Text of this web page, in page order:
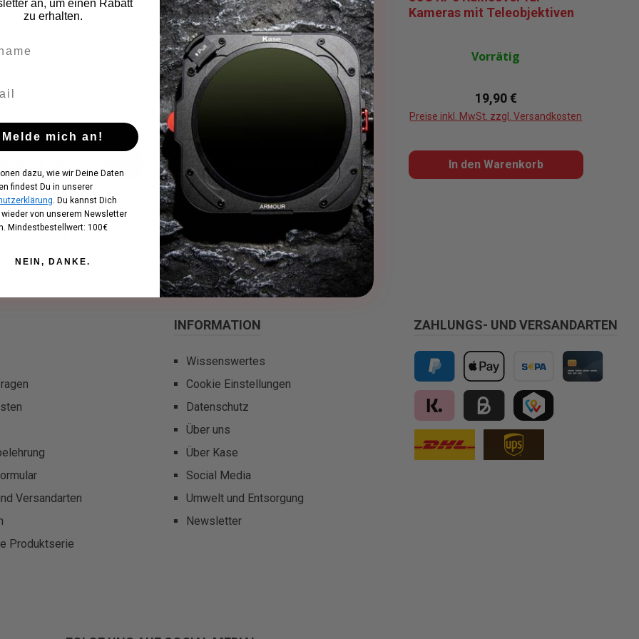
€
Regenschirm
Vorrätig
Regulärer Preis:
Preise inkl. MwSt. zzgl. Versandkosten
Kameras mit Teleobjektiven
Vorrätig
Regulärer Preis:
19,90 €
Preise inkl. MwSt. zzgl. Versandkosten
In den Warenkorb
Seite
1 Seite
2
Versandarten
Produktserie
INFORMATION
Wissenswertes
Cookie Einstellungen
Datenschutz
Über uns
Über Kase
Social Media
Umwelt und Entsorgung
Newsletter
ZAHLUNGS- UND VERSANDARTEN
PayPal Apple Pay Vorkasse
Klarna Kauf auf Rechnung für B2B via
TWINT
an, um einen Rabatt
zu erhalten.
Melde mich an!
dazu, wie wir Deine Daten
findest Du in unserer
. Du kannst Dich
von unserem Newsletter
Mindestbestellwert: 100€
NEIN, DANKE.